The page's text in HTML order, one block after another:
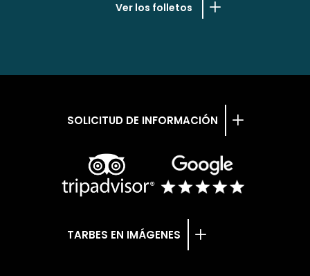
Ver los folletos
SOLICITUD DE INFORMACIÓN
TARBES EN IMÁGENES